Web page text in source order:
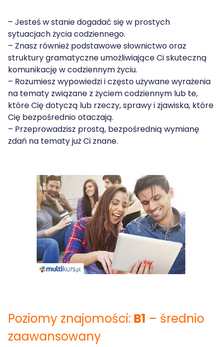
– Jesteś w stanie dogadać się w prostych
sytuacjach życia codziennego.
– Znasz również podstawowe słownictwo oraz
struktury gramatyczne umożliwiające Ci skuteczną
komunikację w codziennym życiu.
– Rozumiesz wypowiedzi i często używane wyrażenia
na tematy związane z życiem codziennym lub te,
które Cię dotyczą lub rzeczy, sprawy i zjawiska, które
Cię bezpośrednio otaczają.
– Przeprowadzisz prostą, bezpośrednią wymianę
zdań na tematy już Ci znane.
Poziomy znajomości: B1 – średnio
zaawansowany